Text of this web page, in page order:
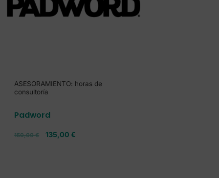
ASESORAMIENTO: horas de
consultoría
Padword
150,00€ 135,00 €